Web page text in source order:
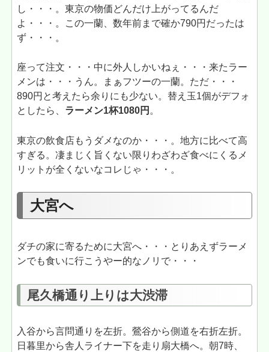
し・・・。東京の物価どんだけ上がってるんだ
よ・・・。この一蘭、数年前まで確か790円だったは
ず・・・。
座って注文・・・中に外人しかいねぇ・・・来たラー
メンは・・・うん。まぁフツーの一蘭。ただ・・・
890円と考えたら余りにも少ない。替え玉1個がデフォ
としたら、 ラーメン1杯1080円 。
東京の飲食店もうダメなのか・・・。地方に比べて高
すぎる。凄まじく旨くない限りわざわざ食べにくるメ
リットが全くないなコレじゃ・・・。
大宮へ
ダチの家に寄るために大宮へ・・・とりあえずラーメ
ンでも食いに行こうやー的なノリで・・・
尾久橋通り上りは大渋滞
入谷から言問通りを左折。鶯谷から側道を右折左折。
日暮里から舎人ライナー下を走り扇大橋へ。朝7時、